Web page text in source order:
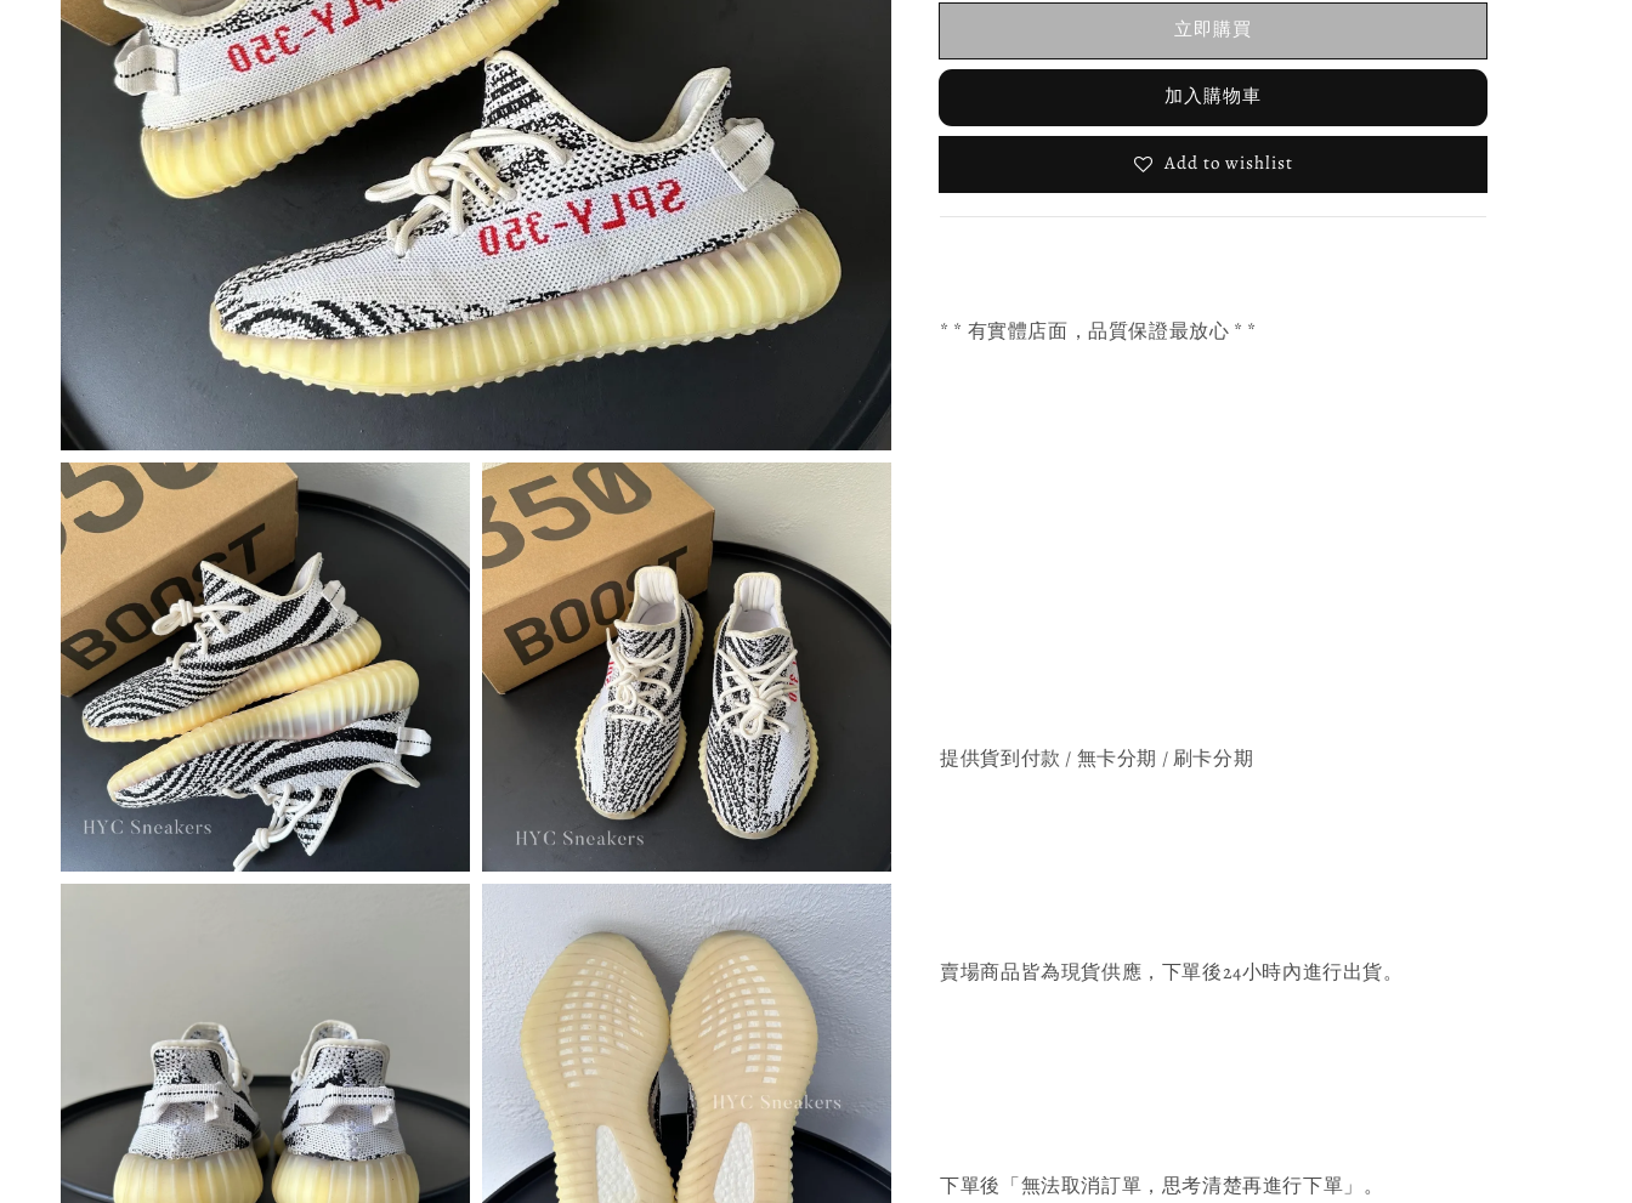
立即購買
加入購物車
Add to wishlist
* * 有實體店面，品質保證最放心 * *
提供貨到付款 / 無卡分期 / 刷卡分期
賣場商品皆為現貨供應，下單後24小時內進行出貨。
下單後「無法取消訂單，思考清楚再進行下單」。